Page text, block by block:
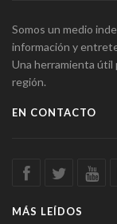
Somos un medio
información y
Una herramienta útil
región.
EN CONTACTO
MÁS LEÍDOS